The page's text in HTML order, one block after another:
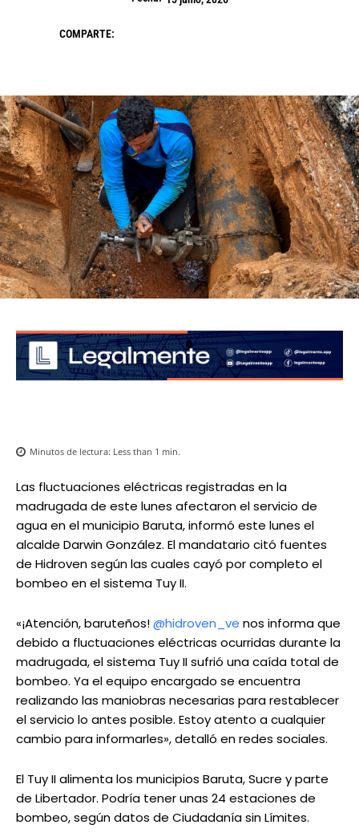
COMPARTE:
Minutos de lectura: Less than 1 min.
Las fluctuaciones eléctricas registradas en la
madrugada de este lunes afectaron el servicio de
agua en el municipio Baruta, informó este lunes el
alcalde Darwin González. El mandatario citó fuentes
de Hidroven según las cuales cayó por completo el
bombeo en el sistema Tuy II.
«¡Atención, baruteños!@hidroven_ve nos informa que
debido a fluctuaciones eléctricas ocurridas durante la
madrugada, el sistema Tuy II sufrió una caída total de
bombeo. Ya el equipo encargado se encuentra
realizando las maniobras necesarias para restablecer
el servicio lo antes posible. Estoy atento a cualquier
cambio para informarles», detalló en redes sociales.
El Tuy II alimenta los municipios Baruta, Sucre y parte
de Libertador. Podría tener unas 24 estaciones de
bombeo, según datos de Ciudadanía sin Límites.